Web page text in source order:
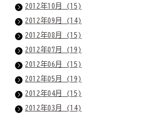
2012年10月 (15)
2012年09月 (14)
2012年08月 (15)
2012年07月 (19)
2012年06月 (15)
2012年05月 (19)
2012年04月 (15)
2012年03月 (14)